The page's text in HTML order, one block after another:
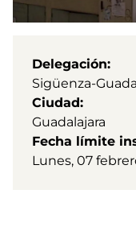
Delegación
Sigüenza-
Ciudad
Guadalajara
Fecha límite
Lunes, 07